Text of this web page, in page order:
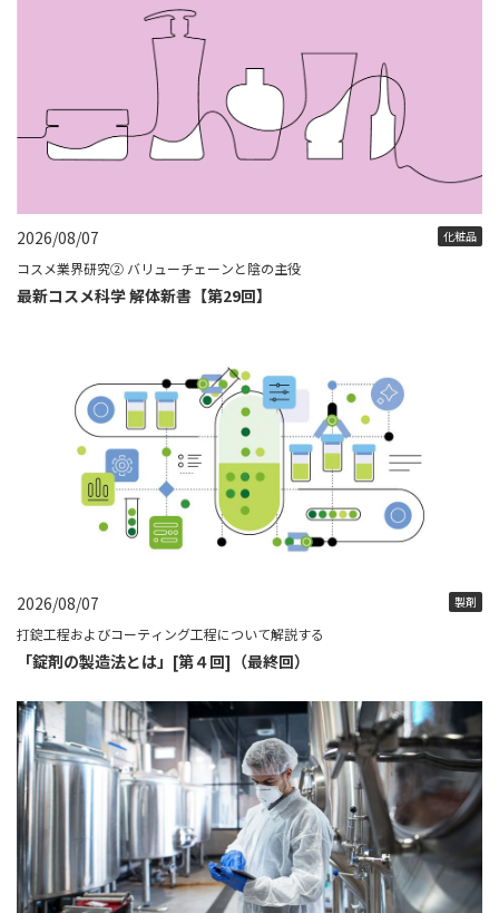
2026/08/07 化粧品
コスメ業界研究② バリューチェーンと陰の主役
最新コスメ科学 解体新書【第29回】
2026/08/07 製剤
打錠工程およびコーティング工程について解説する
「錠剤の製造法とは」[第４回]（最終回）